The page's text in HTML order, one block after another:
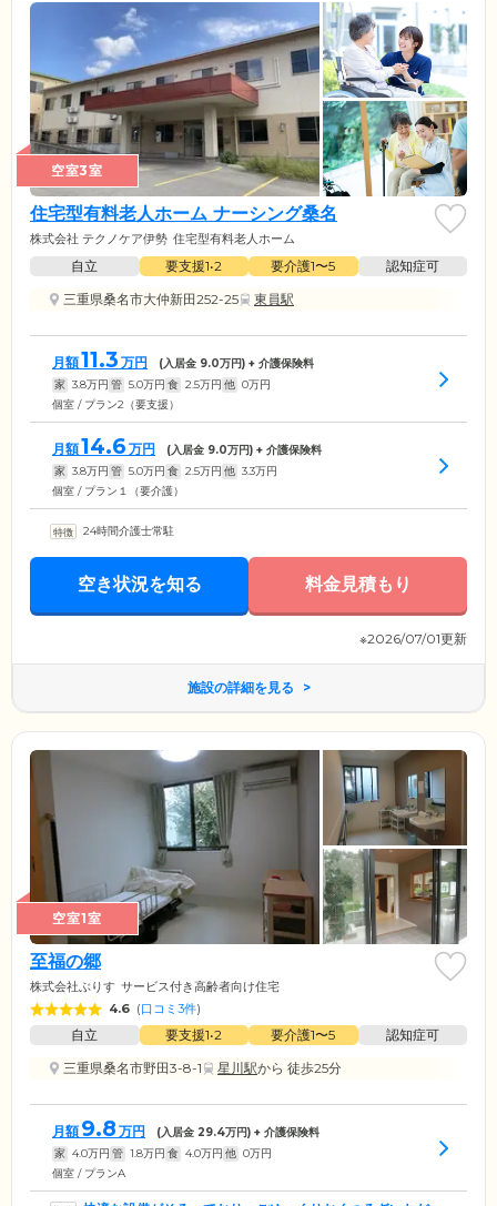
空室3室
住宅型有料老人ホーム ナーシング桑名
株式会社 テクノケア伊勢 住宅型有料老人ホーム
自立 要支援1•2 要介護1〜5
認知症可
三重県桑名市大仲新田252-25
東員駅
月額11.3 万円 (入居金 9.0万円) + 介護保険料
家 3.8万円 管 5.0万円 食 2.5万円 他 0万円
個室 / プラン2（要支援）
月額14.6 万円 (入居金 9.0万円) + 介護保険料
家 3.8万円 管 5.0万円 食 2.5万円 他 3.3万円
個室 / プラン１（要介護）
24時間介護士常駐
空き状況を知る 料金見積もり
※2026/07/01更新
施設の詳細を見る
空室1室
至福の郷
株式会社ぶりす サービス付き高齢者向け住宅
4.6 (口コミ3件)
自立 要支援1•2 要介護1〜5
認知症可
三重県桑名市野田3-8-1
星川駅から 徒歩25分
月額 9.8 万円 (入居金 29.4万円) + 介護保険料
家 4.0万円 管 1.8万円 食 4.0万円 他 0万円
個室 / プランA